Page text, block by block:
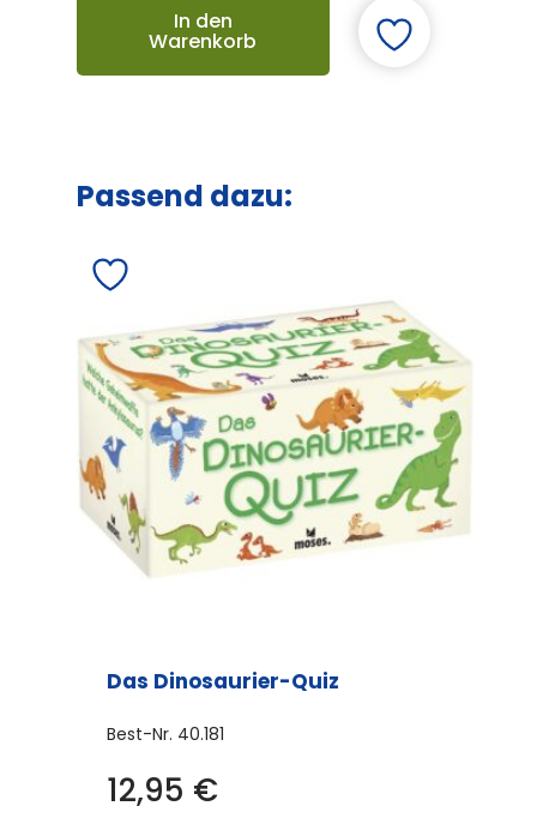
In den
Warenkorb
Passend dazu:
Das Dinosaurier-Quiz
Best-Nr. 40.181
12,95 €